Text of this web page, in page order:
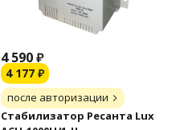
4 590₽
4 177 ₽
после авторизации
Стабилизатор Ресанта Lux